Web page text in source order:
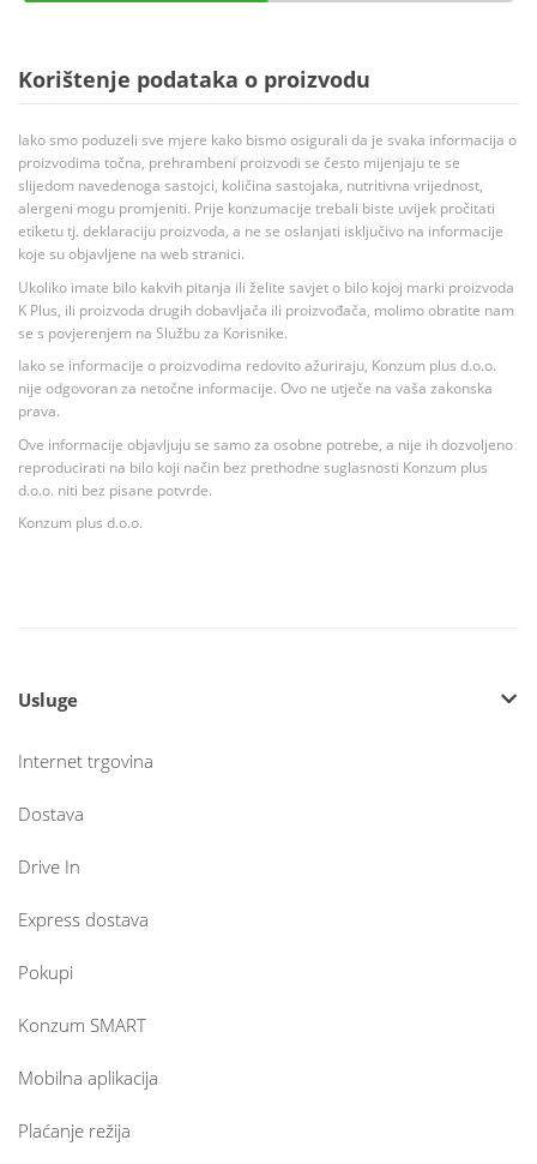
Korištenje podataka o proizvodu
Iako smo poduzeli sve mjere kako bismo osigurali da je svaka informacija o
proizvodima točna, prehrambeni proizvodi se često mijenjaju te se
slijedom navedenoga sastojci, količina sastojaka, nutritivna vrijednost,
alergeni mogu promjeniti. Prije konzumacije trebali biste uvijek pročitati
etiketu tj. deklaraciju proizvoda, a ne se oslanjati isključivo na informacije
koje su objavljene na web stranici.
Ukoliko imate bilo kakvih pitanja ili želite savjet o bilo kojoj marki proizvoda
K Plus, ili proizvoda drugih dobavljača ili proizvođača, molimo obratite nam
se s povjerenjem na Službu za Korisnike.
Iako se informacije o proizvodima redovito ažuriraju, Konzum plus d.o.o.
nije odgovoran za netočne informacije. Ovo ne utječe na vaša zakonska
prava.
Ove informacije objavljuju se samo za osobne potrebe, a nije ih dozvoljeno
reproducirati na bilo koji način bez prethodne suglasnosti Konzum plus
d.o.o. niti bez pisane potvrde.
Konzum plus d.o.o.
Usluge
Internet trgovina
Dostava
Drive In
Express dostava
Pokupi
Konzum SMART
Mobilna aplikacija
Plaćanje režija